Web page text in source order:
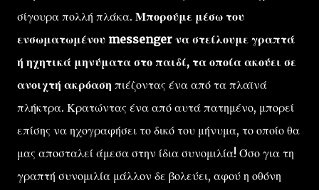
σίγουρα πολλή πλάκα. Μπορούμε μέσω του
ενσωματωμένου messenger να στείλουμε γραπτά
ή ηχητικά μηνύματα στο παιδί, τα οποία ακούει σε
ανοιχτή ακρόαση πιέζοντας ένα από τα πλαϊνά
πλήκτρα. Κρατώντας ένα από αυτά πατημένο, μπορεί
επίσης να ηχογραφήσει το δικό του μήνυμα, το οποίο θα
μας αποσταλεί άμεσα στην ίδια συνομιλία! Όσο για τη
γραπτή συνομιλία μάλλον δε βολεύει, αφού η οθόνη